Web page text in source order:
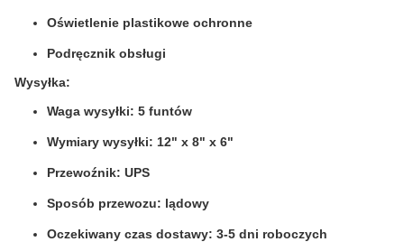
Oświetlenie plastikowe ochronne
Podręcznik obsługi
Wysyłka:
Waga wysyłki: 5 funtów
Wymiary wysyłki: 12" x 8" x 6"
Przewoźnik: UPS
Sposób przewozu: lądowy
Oczekiwany czas dostawy: 3-5 dni roboczych